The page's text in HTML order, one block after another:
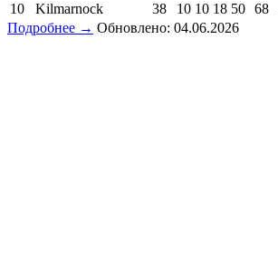
10
Kilmarnock 38 10 10 18 50 68
Подробнее → Обновлено: 04.06.2026